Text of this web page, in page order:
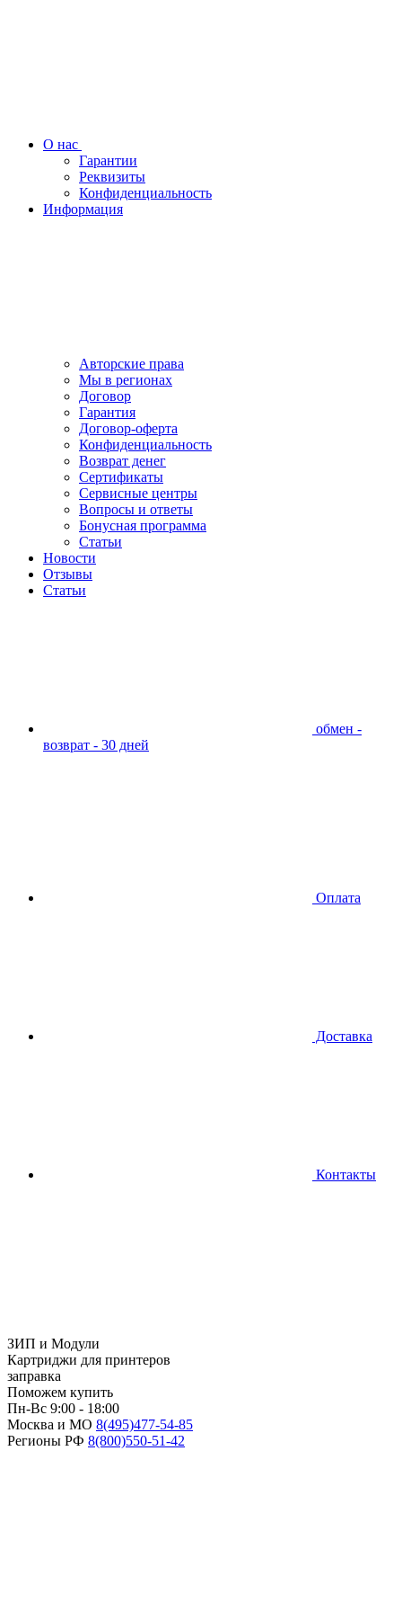
О нас
Гарантии
Реквизиты
Конфиденциальность
Информация
Авторские права
Мы в регионах
Договор
Гарантия
Договор-оферта
Конфиденциальность
Возврат денег
Сертификаты
Сервисные центры
Вопросы и ответы
Бонусная программа
Статьи
Новости
Отзывы
Статьи
обмен -
возврат - 30 дней
Оплата
Доставка
Контакты
ЗИП и Модули
Картриджи для принтеров
заправка
Поможем купить
Пн-Вс 9:00 - 18:00
Москва и МО 8(495)477-54-85
Регионы РФ 8(800)550-51-42